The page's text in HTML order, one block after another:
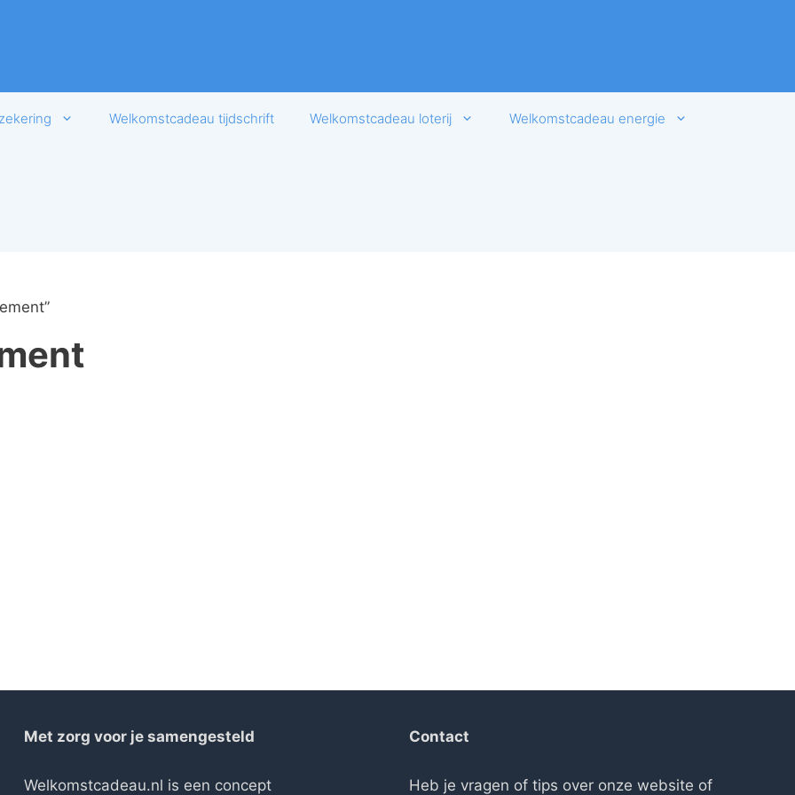
Welkomstcadeau tijdschrift Welkomstcadeau loterij Welkomstcadeau energie
Met zorg voor je samengesteld
Welkomstcadeau.nl is een concept
Contact
Heb je vragen of tips over onze website of